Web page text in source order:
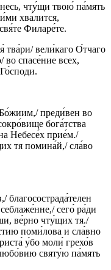
чту́щи твою́ па́мять
хва́лится,
Филаре́те.
тва́ри/ вели́каго О́тчаго
спасе́ние всех,
преди́вен во
бога́тства
Небесе́х прие́м./
тя помина́й,/ сла́во
сего́ ра́ди
ве́рно чту́щих тя./
поми́лова и сла́вно
у́бо моли́ грехо́в
святу́ю па́мять